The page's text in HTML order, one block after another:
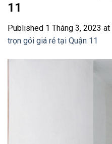
11
Published 1 Tháng 3, 2023 at
trọn gói giá rẻ tại Quận 11